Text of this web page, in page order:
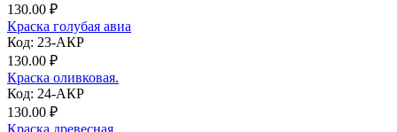
130.00 ₽
Краска голубая авиа
Код: 23-АКР
130.00 ₽
Краска оливковая.
Код: 24-АКР
130.00 ₽